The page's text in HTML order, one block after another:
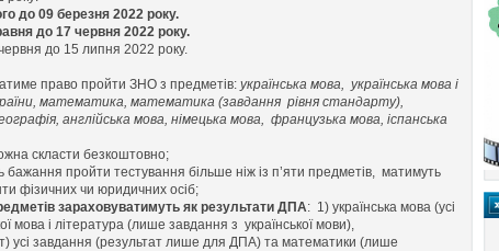
до 09 березня 2022 року.
до 17 червня 2022 року.
до 15 липня 2022 року.
право пройти ЗНО з предметів: українська мова, українська мова і
математика, математика (завдання рівня стандарту),
англійська мова, німецька мова, французька мова, іспанська
скласти безкоштовно;
бажання пройти тестування більше ніж із п’яти предметів, матимуть
фізичних чи юридичних осіб;
зараховуватимуть як результати ДПА: 1) українська мова (усі
мова і література (лише завдання з української мови),
усі завдання (результат лише для ДПА) та математики (лише